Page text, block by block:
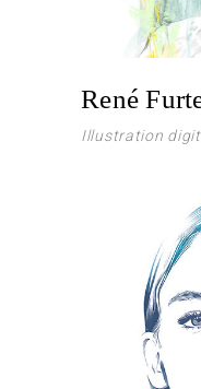
René
Illustration